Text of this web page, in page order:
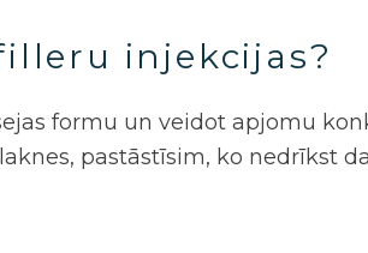
injekcijas?
formu un veidot apjomu
pastāstīsim, ko nedrīkst